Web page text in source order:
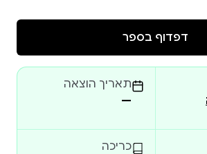
מתוך אמונה שגמרא איננה צריכה
את עמל הלימוד, אלא להסיר קושי
יוכל להשקיע את כוחותיו בהבנה,
דפדוף בספר
תאריך הוצאה
—
כריכה